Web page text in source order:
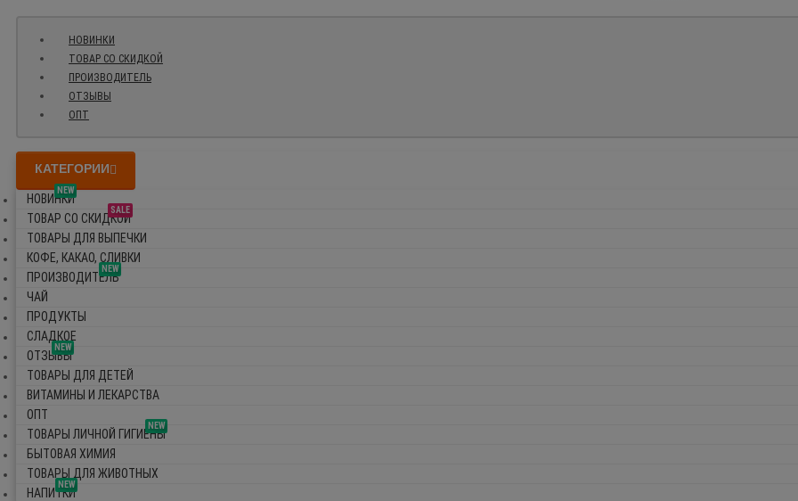
НОВИНКИ
ТОВАР СО СКИДКОЙ
ПРОИЗВОДИТЕЛЬ
ОТЗЫВЫ
ОПТ
КАТЕГОРИИ
NEW
НОВИНКИ
SALE
ТОВАР СО СКИДКОЙ
ТОВАРЫ ДЛЯ ВЫПЕЧКИ
КОФЕ, КАКАО, СЛИВКИ
NEW
ПРОИЗВОДИТЕЛЬ
ЧАЙ
ПРОДУКТЫ
СЛАДКОЕ
NEW
ОТЗЫВЫ
ТОВАРЫ ДЛЯ ДЕТЕЙ
ВИТАМИНЫ И ЛЕКАРСТВА
ОПТ
NEW
ТОВАРЫ ЛИЧНОЙ ГИГИЕНЫ
БЫТОВАЯ ХИМИЯ
ТОВАРЫ ДЛЯ ЖИВОТНЫХ
NEW
НАПИТКИ